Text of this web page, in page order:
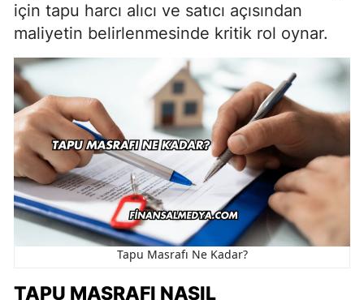
için tapu harcı alıcı ve satıcı açısından
maliyetin belirlenmesinde kritik rol oynar.
Tapu Masrafı Ne Kadar?
TAPU MASRAFI NASIL